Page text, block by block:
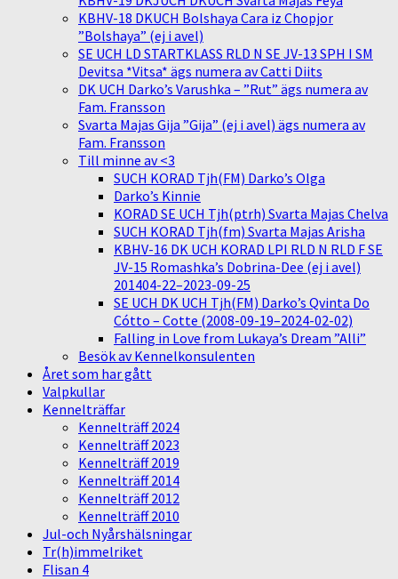
KBHV-18 DKUCH Bolshaya Cara iz Chopjor
”Bolshaya” (ej i avel)
SE UCH LD STARTKLASS RLD N SE JV-13 SPH I SM
Devitsa *Vitsa* ägs numera av Catti Diits
DK UCH Darko’s Varushka – ”Rut” ägs numera av
Fam. Fransson
Svarta Majas Gija ”Gija” (ej i avel) ägs numera av
Fam. Fransson
Till minne av <3
SUCH KORAD Tjh(FM) Darko’s Olga
Darko’s Kinnie
KORAD SE UCH Tjh(ptrh) Svarta Majas Chelva
SUCH KORAD Tjh(fm) Svarta Majas Arisha
KBHV-16 DK UCH KORAD LPI RLD N RLD F SE
JV-15 Romashka’s Dobrina-Dee (ej i avel)
201404-22–2023-09-25
SE UCH DK UCH Tjh(FM) Darko’s Qvinta Do
Cótto – Cotte (2008-09-19–2024-02-02)
Falling in Love from Lukaya’s Dream ”Alli”
Besök av Kennelkonsulenten
Året som har gått
Valpkullar
Kennelträffar
Kennelträff 2024
Kennelträff 2023
Kennelträff 2019
Kennelträff 2014
Kennelträff 2012
Kennelträff 2010
Jul-och Nyårshälsningar
Tr(h)immelriket
Flisan 4